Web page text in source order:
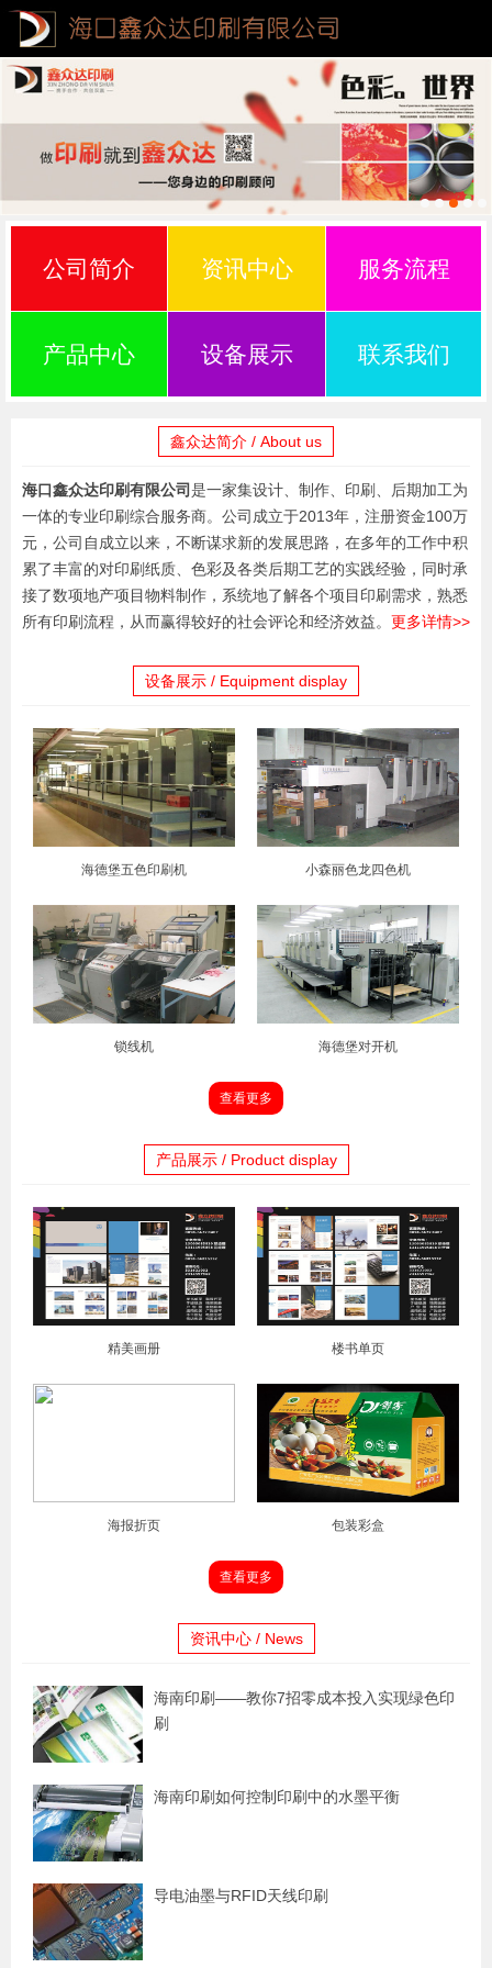
公司简介 资讯中心 服务流程
产品中心 设备展示 联系我们
鑫众达简介 / About us
海口鑫众达印刷有限公司是一家集设计、制作、印刷、后期加工为
一体的专业印刷综合服务商。公司成立于2013年，注册资金100万
元，公司自成立以来，不断谋求新的发展思路，在多年的工作中积
累了丰富的对印刷纸质、色彩及各类后期工艺的实践经验，同时承
接了数项地产项目物料制作，系统地了解各个项目印刷需求，熟悉
所有印刷流程，从而赢得较好的社会评论和经济效益。 更多详情>>
设备展示 / Equipment display
海德堡五色印刷机 小森丽色龙四色机
锁线机 海德堡对开机
查看更多
产品展示 / Product display
精美画册 楼书单页
海报折页 包装彩盒
查看更多
资讯中心 / News
海南印刷——教你7招零成本投入实现绿色印
刷
海南印刷如何控制印刷中的水墨平衡
导电油墨与RFID天线印刷